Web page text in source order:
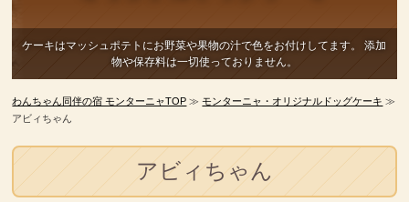
ケーキはマッシュポテトにお野菜や果物の汁で色をお付けしてます。
添加
物や保存料は一切使っておりません。
わんちゃん同伴の宿 モンターニャTOP ≫モンターニャ・オリジナルドッグケーキ ≫
アビィちゃん
アビィちゃん